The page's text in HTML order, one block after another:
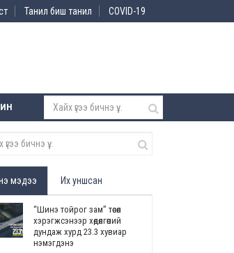
Танил биш танил COVID-19
мэдээ Их уншсан
“Шинэ тойрог зам” төсөл
хэрэгжсэнээр хөдөлгөөний
дундаж хурд 23.3 хувиар
нэмэгдэнэ